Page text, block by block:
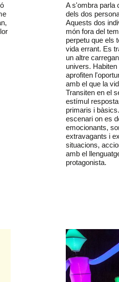
A s'ombra parla
dels dos
Aquests dos
món fora del
perpetu que els
vida errant. Es
un altre
univers. Habiten
aprofiten
amb el que la
Transiten en el
estímul
primaris i
escenari on es
emocionants,
extravagants i
situacions,
amb el
protagonista.